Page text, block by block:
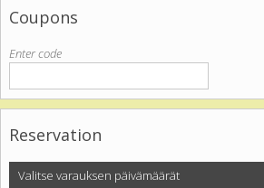
Coupons
Enter code
Reservation
Valitse varauksen päivämäärät